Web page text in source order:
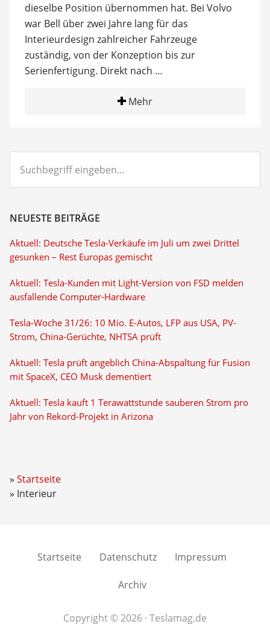
dieselbe Position übernommen hat. Bei Volvo
war Bell über zwei Jahre lang für das
Interieurdesign zahlreicher Fahrzeuge
zuständig, von der Konzeption bis zur
Serienfertigung. Direkt nach …
Mehr
eingeben...
NEUESTE BEITRÄGE
Aktuell: Deutsche Tesla-Verkäufe im Juli um zwei Drittel
gesunken – Rest Europas gemischt
Aktuell: Tesla-Kunden mit Light-Version von FSD melden
ausfallende Computer-Hardware
Tesla-Woche 31/26: 10 Mio. E-Autos, LFP aus USA, PV-
Strom, China-Gerüchte, NHTSA prüft
Aktuell: Tesla prüft angeblich China-Abspaltung für Fusion
mit SpaceX, CEO Musk dementiert
Aktuell: Tesla kauft 1 Terawattstunde sauberen Strom pro
Jahr von Rekord-Projekt in Arizona
Startseite
Interieur
Startseite Datenschutz Impressum
Archiv
Copyright © 2026 · Teslamag.de